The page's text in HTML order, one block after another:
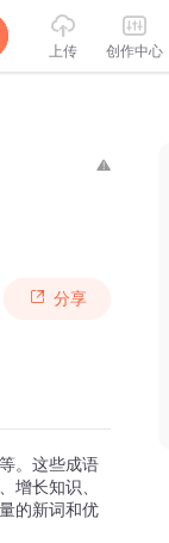
上传 创作中心
分享
。这些成语
增长知识、
的新词和优